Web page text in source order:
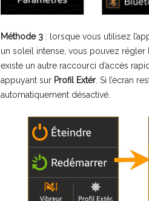
Méthode 3: lorsque vous utilisez
un soleil intense, vous pouvez régler
existe un autre raccourci d’accès
appuyant sur Profil Extér. Si l’écran
automatiquement désactivé.